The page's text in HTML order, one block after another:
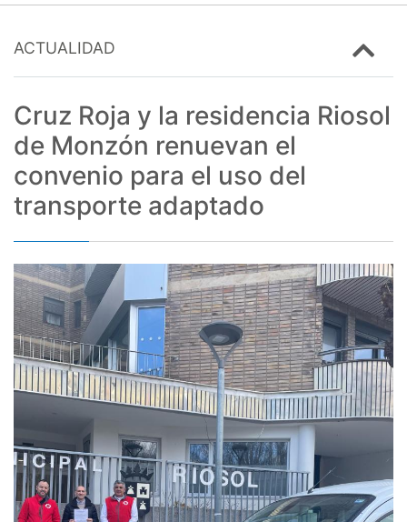
ACTUALIDAD
Cruz Roja y la residencia Riosol
de Monzón renuevan el
convenio para el uso del
transporte adaptado